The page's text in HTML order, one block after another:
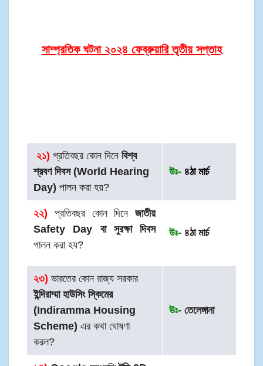
সাম্প্রতিক ঘটনা ২০২৪ ফেব্রুয়ারি তৃতীয় সপ্তাহ
২১) প্রতিবছর কোন দিনেবিশ্ব
শ্রবণ দিবস (World Hearing
Day) পালন করা হয়?
উঃ- ৪ঠা মার্চ
২২) প্রতিবছর কোন দিনে জাতীয়
Safety Day বা সুরক্ষা দিবস
পালন করা হয?
উঃ- ৪ঠা মার্চ
২৩) ভারতের কোন রাজ্য সরকার
ইন্দিরাম্মা হাউসিং স্কিমের
(Indiramma Housing
Scheme) এর কথা ঘোষণা
করল?
উঃ- তেলেঙ্গানা